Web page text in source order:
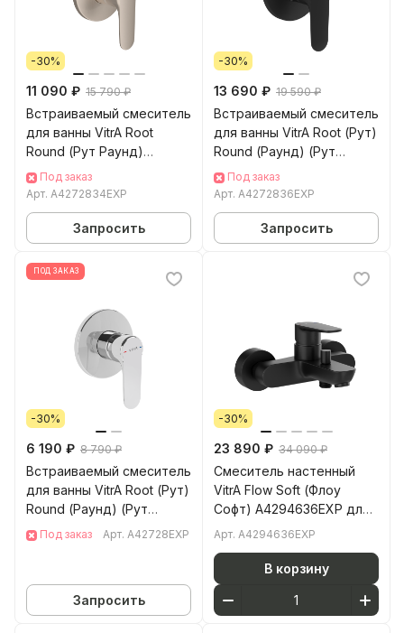
-30%
11 090 ₽ 15 790 ₽
Встраиваемый смеситель
для ванны VitrA Root
Round (Рут Раунд)
A4272834EXP
брашированный никель
Под заказ
Арт. A4272834EXP
Запросить
-30%
13 690 ₽ 19 590 ₽
Встраиваемый смеситель
для ванны VitrA Root (Рут)
Round (Раунд) (Рут
Раунд) A4272836EXP
матовый черный
Под заказ
Арт. A4272836EXP
Запросить
ПОД ЗАКАЗ
-30%
6 190 ₽ 8 790 ₽
Встраиваемый смеситель
для ванны VitrA Root (Рут)
Round (Раунд) (Рут
Раунд) A42728EXP хром
Под заказ Арт. A42728EXP
Запросить
-30%
23 890 ₽ 34 090 ₽
Смеситель настенный
VitrA Flow Soft (Флоу
Софт) A4294636EXP для
ванны однорычажный
Арт. A4294636EXP
В корзину